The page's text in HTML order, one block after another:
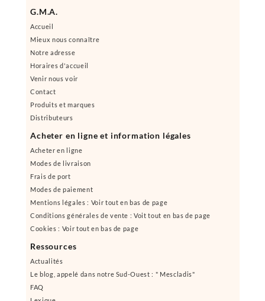
G.M.A.
Accueil
Mieux nous connaître
Notre adresse
Horaires d'accueil
Venir nous voir
Contact
Produits et marques
Distributeurs
Acheter en ligne et information légales
Acheter en ligne
Modes de livraison
Frais de port
Modes de paiement
Mentions légales : Voir tout en bas de page
Conditions générales de vente : Voit tout en bas de page
Cookies : Voir tout en bas de page
Ressources
Actualités
Le blog, appelé dans notre Sud-Ouest : " Mescladis"
FAQ